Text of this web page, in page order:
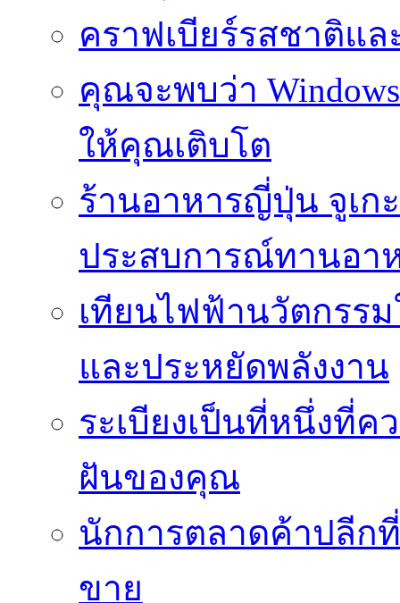
คราฟเบียร์รสชาติแ
คุณจะพบว่า
ให้คุณเติบโต
ร้านอาหารญี่ปุ่น จูเก
ประสบการณ์ทานอา
เทียนไฟฟ้านวัตกรร
และประหยัดพลังงาน
ระเบียงเป็นที่หนึ่งที่ค
ฝันของคุณ
นักการตลาดค้าปลีก
ขาย